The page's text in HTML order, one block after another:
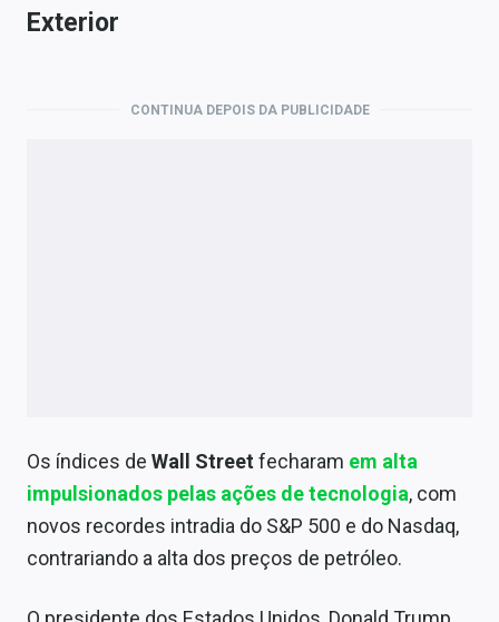
Exterior
CONTINUA DEPOIS DA PUBLICIDADE
Os índices de Wall Streetfecharam em alta
impulsionados pelas ações de tecnologia, com
novos recordes intradia do S&P 500 e do Nasdaq,
contrariando a alta dos preços de petróleo.